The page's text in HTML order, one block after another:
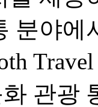
분야
관광